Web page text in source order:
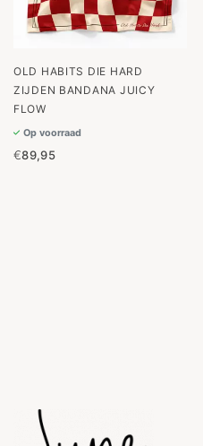
OLD HABITS DIE HARD
ZIJDEN BANDANA JUICY
FLOW
Op voorraad
€89,95